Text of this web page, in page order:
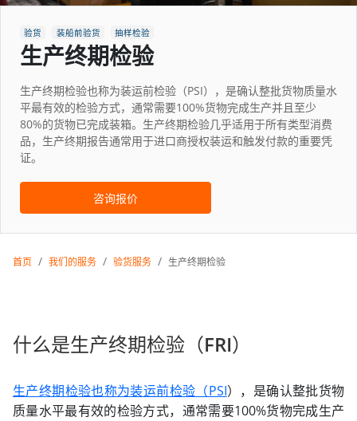
验货 装船前验货 抽样检验
生产终期检验
生产终期检验也称为装运前检验（PSI），是确认整批货物质量水
平最有效的检验方式，通常需要100%货物完成生产并且至少
80%的货物已完成装箱。生产终期检验几乎适用于所有类型消费
品，生产终期报告通常用于进口商授权装运和触发付款的重要凭
证。
咨询报价
首页 我们的服务 验货服务 生产终期检验
什么是生产终期检验（FRI）
生产终期检验也称为装运前检验（PSI），是确认整批货物
质量水平最有效的检验方式，通常需要100%货物完成生产